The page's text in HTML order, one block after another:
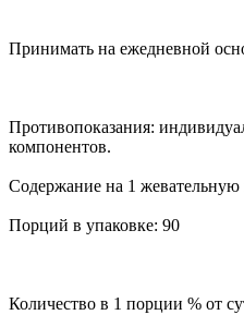
Принимать на ежедневной
Противопоказания:
компонентов.
Содержание на 1 жевательную
Порций в упаковке: 90
Количество в 1 порции % от